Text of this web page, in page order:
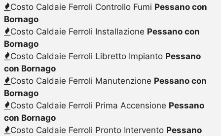
Costo Caldaie Ferroli Controllo Fumi Pessano con
Bornago
Costo Caldaie Ferroli Installazione Pessano con
Bornago
Costo Caldaie Ferroli Libretto Impianto Pessano
con Bornago
Costo Caldaie Ferroli Manutenzione Pessano con
Bornago
Costo Caldaie Ferroli Prima Accensione Pessano
con Bornago
Costo Caldaie Ferroli Pronto Intervento Pessano